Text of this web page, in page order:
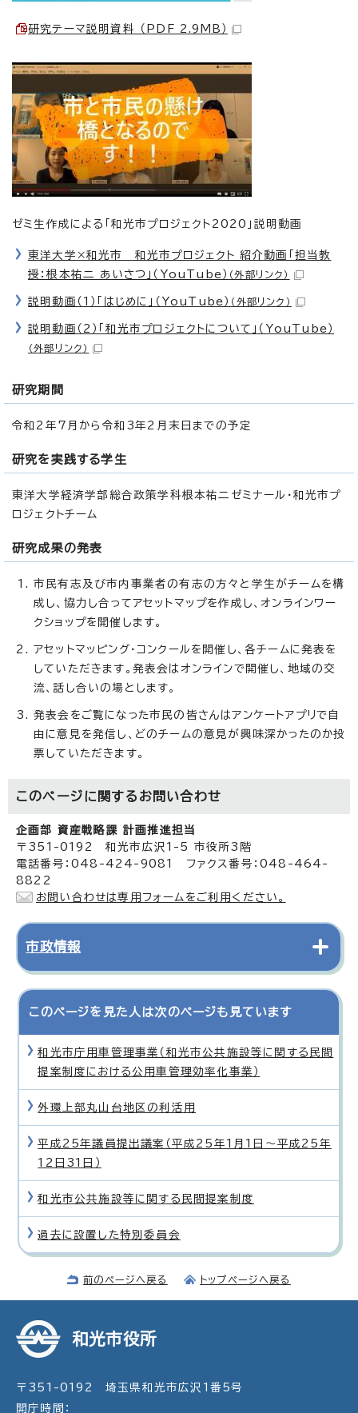
研究テーマ説明資料 （PDF 2.9MB）
ゼミ生作成による「和光市プロジェクト2020」説明動画
東洋大学×和光市 和光市プロジェクト_紹介動画「担当教
授：根本祐二 あいさつ」（YouTube） （外部リンク）
説明動画（1）「はじめに」（YouTube） （外部リンク）
説明動画（2）「和光市プロジェクトについて」（YouTube）
（外部リンク）
研究期間
令和2年7月から令和3年2月末日までの予定
研究を実践する学生
東洋大学経済学部総合政策学科根本祐二ゼミナール・和光市プ
ロジェクトチーム
研究成果の発表
市民有志及び市内事業者の有志の方々と学生がチームを構
成し、協力し合ってアセットマップを作成し、オンラインワー
クショップを開催します。
アセットマッピング・コンクールを開催し、各チームに発表を
していただきます。発表会はオンラインで開催し、地域の交
流、話し合いの場とします。
発表会をご覧になった市民の皆さんはアンケートアプリで自
由に意見を発信し、どのチームの意見が興味深かったのか投
票していただきます。
このページに関する お問い合わせ
企画部 資産戦略課 計画推進担当
〒351-0192 和光市広沢1-5 市役所3階
電話番号：048-424-9081 ファクス番号：048-464-
8822
お問い合わせは専用フォームをご利用ください。
市政情報
このページを見た人は次のページも見ています
和光市庁用車管理事業（和光市公共施設等に関する民間
提案制度における公用車管理効率化事業）
外環上部丸山台地区の利活用
平成25年議員提出議案（平成25年1月1日〜平成25年
12日31日）
和光市公共施設等に関する民間提案制度
過去に設置した特別委員会
前のページへ戻る トップページへ戻る
和光市役所
〒351-0192 埼玉県和光市広沢1番5号
開庁時間：